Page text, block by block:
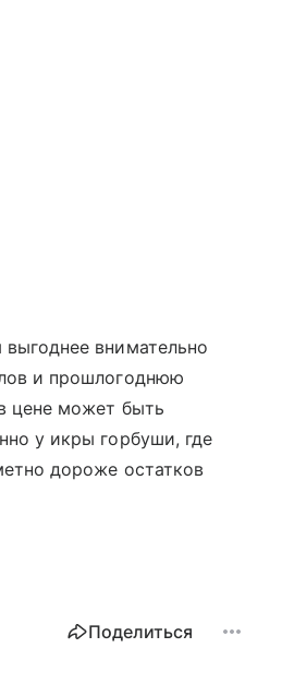
внимательно
и прошлогоднюю
цене может быть
у икры горбуши, где
дороже остатков
Поделиться